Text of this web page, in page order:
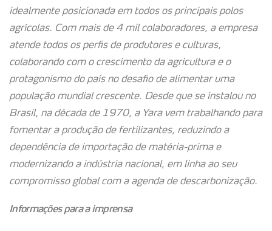
idealmente posicionada em todos os principais polos
agrícolas. Com mais de 4 mil colaboradores, a empresa
atende todos os perfis de produtores e culturas,
colaborando com o crescimento da agricultura e o
protagonismo do país no desafio de alimentar uma
população mundial crescente. Desde que se instalou no
Brasil, na década de 1970, a Yara vem trabalhando para
fomentar a produção de fertilizantes, reduzindo a
dependência de importação de matéria-prima e
modernizando a indústria nacional, em linha ao seu
compromisso global com a agenda de descarbonização.
Informações para a imprensa